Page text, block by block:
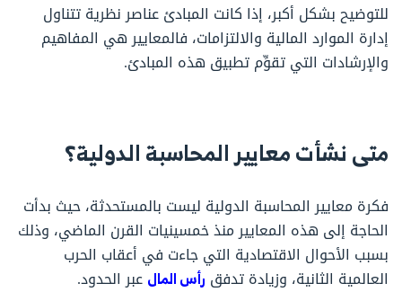
للتوضيح بشكل أكبر، إذا كانت المبادئ عناصر نظرية تتناول
إدارة الموارد المالية والالتزامات، فالمعايير هي المفاهيم
والإرشادات التي تقوِّم تطبيق هذه المبادئ.
متى نشأت معايير المحاسبة الدولية؟
فكرة معايير المحاسبة الدولية ليست بالمستحدثة، حيث بدأت
الحاجة إلى هذه المعايير منذ خمسينيات القرن الماضي، وذلك
بسبب الأحوال الاقتصادية التي جاءت في أعقاب الحرب
العالمية الثانية، وزيادة تدفق رأس المال عبر الحدود.